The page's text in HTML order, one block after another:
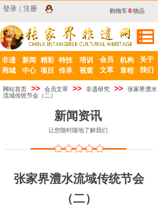
登录 注册 购物车0物品
非遗
商城
新闻
中心
精彩
项目
机构
章程
培训
视窗
会员
文萃
特技
传承
关于
我们
网站首页 >> 会员文萃 >> 非遗研究 >>
张家界澧水
流域传统节会（二）
新闻资讯
让您随时随地了解我们
张家界澧水流域传统节会
（二）